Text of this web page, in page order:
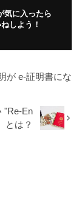
気に入ったら
しよう！
が e-証明書にな
"Re-En
とは？